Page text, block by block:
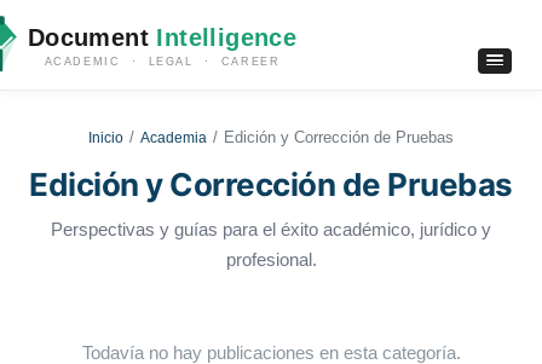
Document Intelligence
ACADEMIC · LEGAL · CAREER
Inicio Academia Edición y Corrección de Pruebas
Edición y Corrección de Pruebas
Perspectivas y guías para el éxito académico, jurídico y
profesional.
Todavía no hay publicaciones en esta categoría.